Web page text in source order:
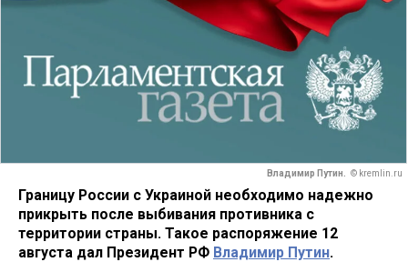
Владимир Путин. © kremlin.ru
Границу России с Украиной необходимо надежно
прикрыть после выбивания противника с
территории страны. Такое распоряжение 12
августа дал Президент РФ Владимир Путин.